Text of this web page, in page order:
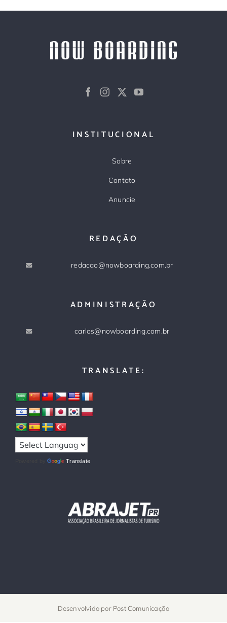
INSTITUCIONAL
Sobre
Contato
Anuncie
REDAÇÃO
redacao@nowboarding.com.br
ADMINISTRAÇÃO
carlos@nowboarding.com.br
TRANSLATE:
Powered by Translate
Desenvolvido por Post Comunicação